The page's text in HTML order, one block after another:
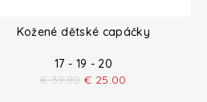
Kožené dětské capáčky
17 - 19 - 20
€ 39.90 € 25.00